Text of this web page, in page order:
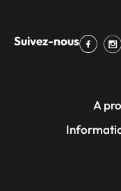
Suivez-nous
A